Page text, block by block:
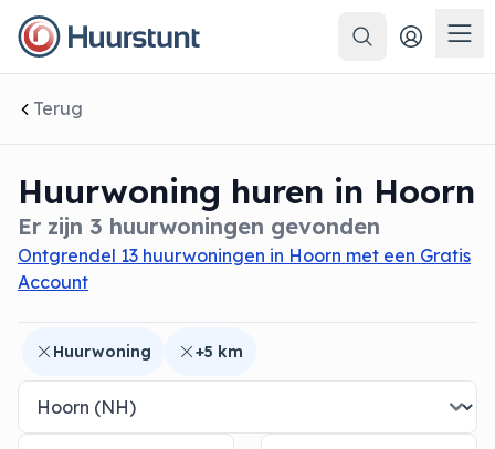
Zoeken
Terug
Huurwoning huren in Hoorn
Er zijn 3 huurwoningen gevonden
Ontgrendel 13 huurwoningen in Hoorn met een Gratis
Account
sluiten
Huurwoning +5 km